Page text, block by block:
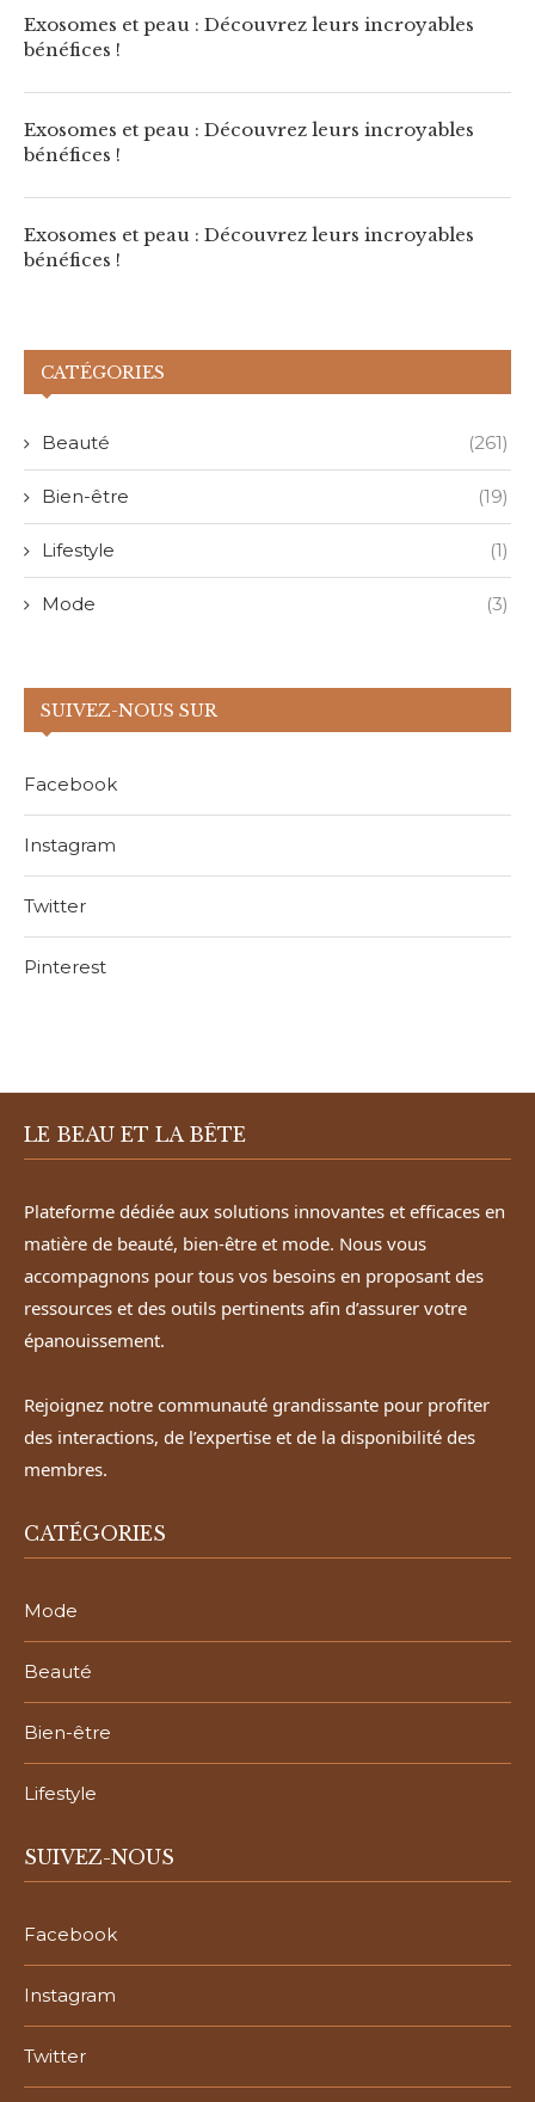
Exosomes et peau : Découvrez leurs incroyables
bénéfices !
Exosomes et peau : Découvrez leurs incroyables
bénéfices !
Exosomes et peau : Découvrez leurs incroyables
bénéfices !
CATÉGORIES
Beauté (261)
Bien-être (19)
Lifestyle (1)
Mode (3)
SUIVEZ-NOUS SUR
Facebook
Instagram
Twitter
Pinterest
LE BEAU ET LA BÊTE
Plateforme dédiée aux solutions innovantes et efficaces en
matière de beauté, bien-être et mode. Nous vous
accompagnons pour tous vos besoins en proposant des
ressources et des outils pertinents afin d’assurer votre
épanouissement.
Rejoignez notre communauté grandissante pour profiter
des interactions, de l’expertise et de la disponibilité des
membres.
CATÉGORIES
Mode
Beauté
Bien-être
Lifestyle
SUIVEZ-NOUS
Facebook
Instagram
Twitter